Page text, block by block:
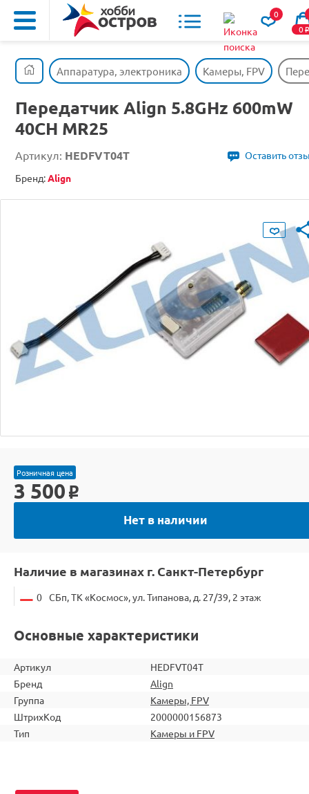
0
0o
Аппаратура, электроника Камеры, FPV
Передатчик Align 5.8GHz 600mW
40CH MR25
Артикул: HEDFVT04T
Оставить
Бренд:Align
Розничная цена
3 500 o
Нет в наличии
Наличие в магазинах г. Санкт-Петербург
0 СБп, ТК «Космос», ул. Типанова, д. 27/39, 2 этаж
Основные характеристики
Артикул
HEDFVT04T
Бренд
Align
Группа
Камеры, FPV
ШтрихКод
2000000156873
Тип
Камеры и FPV